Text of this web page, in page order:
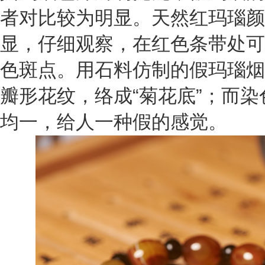
者对比较为明显。天然红玛瑙
显，仔细观察，在红色条带处
色斑点。用石料仿制的假玛瑙
瓣形花纹，络成“菊花底”；而
均一，给人一种假的感觉。